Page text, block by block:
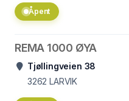
Åpent
REMA 1000 ØYA
Tjøllingveien 38
3262 LARVIK